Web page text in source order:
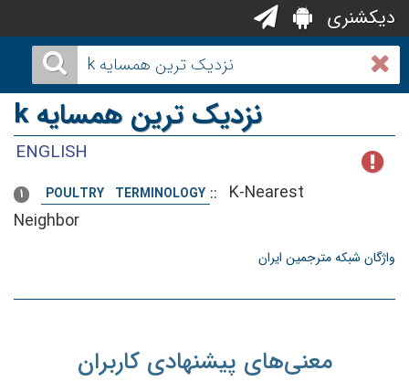
دیکشنری
k نزدیک ترین همسایه
ENGLISH
1 POULTRY TERMINOLOGY :: K-Nearest
Neighbor
واژگان شبکه مترجمین ایران
معنی‌های پیشنهادی کاربران